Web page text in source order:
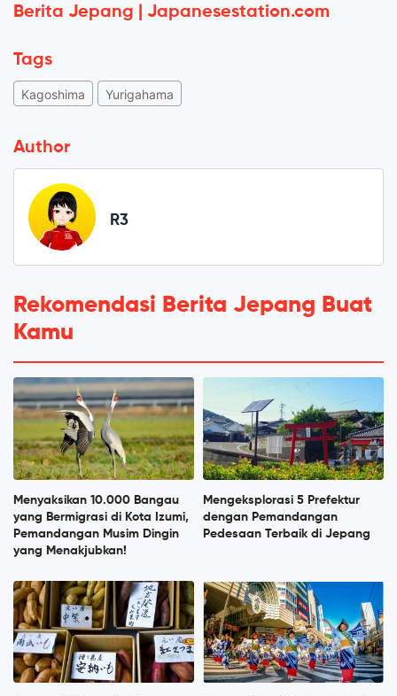
Berita Jepang | Japanesestation.com
Tags
Kagoshima Yurigahama
Author
R3
Rekomendasi Berita Jepang Buat
Kamu
Menyaksikan 10.000 Bangau
yang Bermigrasi di Kota Izumi,
Pemandangan Musim Dingin
yang Menakjubkan!
Mengeksplorasi 5 Prefektur
dengan Pemandangan
Pedesaan Terbaik di Jepang